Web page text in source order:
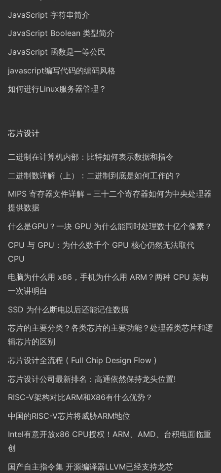
JavaScript 字符串简介
JavaScript Boolean 类型简介
JavaScript 函数是一等公民
javascript编写代码的编码风格
如何进行Linux服务器管理？
芯片设计
二进制在计算机内部：比特如何表示数据和指令
二进制数详解（上）：二进制到底是如何工作的？
MIPS 寄存器文件详解 – 三十二个寄存器如何为中央处理器
提供数据
什么是GPU？一块 GPU 为什么能同时处理数十亿个像素？
CPU 与 GPU：为什么数千个 GPU 核心仍然无法取代
CPU
电脑为什么用 x86，手机为什么用 ARM？两种 CPU 架构
一次讲明白
SSD 为什么断电以后还能记住数据
芯片的主要分类？各类芯片的主要功能？处理器类芯片和逻
辑芯片的区别
芯片设计全流程 ( Full Chip Design Flow )
芯片设计公司最新排名：高通依然保持龙头位置!
RISC-V架构对比ARM和X86有什么优势？
中国的RISC-V芯片将威胁ARM地位
Intel有意开放x86 CPU授权！ARM、AMD、台积电面临重
创
国产自主指令集 开源编译器LLVM已经支持龙芯